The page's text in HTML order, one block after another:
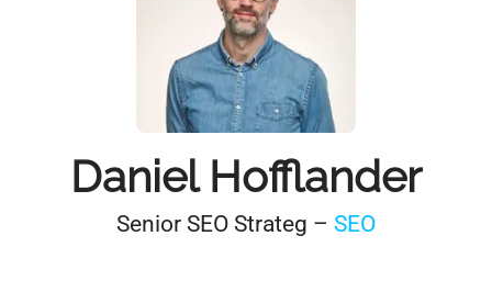
Daniel Hofflander
Senior SEO Strateg – SEO